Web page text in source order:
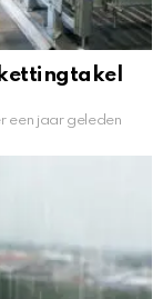
een jaar geleden